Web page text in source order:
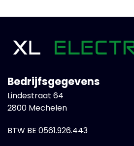
Bedrijfsgegevens
Lindestraat 64
2800 Mechelen
BTW BE 0561.926.443